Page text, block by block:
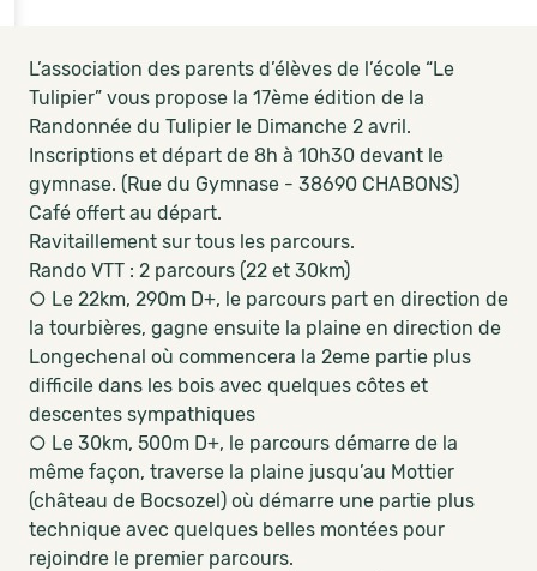
L’association des parents d’élèves de l’école “Le
Tulipier” vous propose la 17ème édition de la
Randonnée du Tulipier le Dimanche 2 avril.
Inscriptions et départ de 8h à 10h30 devant le
gymnase. (Rue du Gymnase - 38690 CHABONS)
Café offert au départ.
Ravitaillement sur tous les parcours.
Rando VTT : 2 parcours (22 et 30km)
○ Le 22km, 290m D+, le parcours part en direction de
la tourbières, gagne ensuite la plaine en direction de
Longechenal où commencera la 2eme partie plus
difficile dans les bois avec quelques côtes et
descentes sympathiques
○ Le 30km, 500m D+, le parcours démarre de la
même façon, traverse la plaine jusqu’au Mottier
(château de Bocsozel) où démarre une partie plus
technique avec quelques belles montées pour
rejoindre le premier parcours.